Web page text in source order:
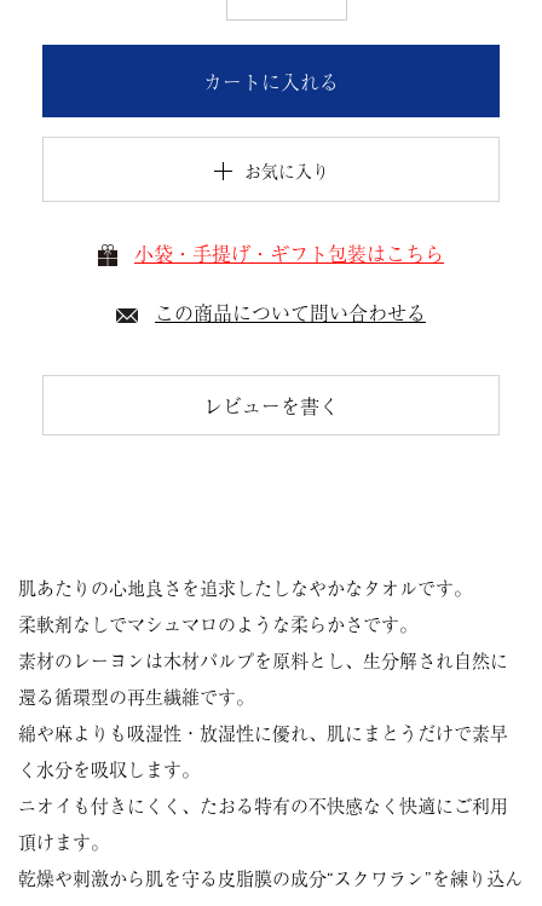
お気に入り
カートに入れる
小袋・手提げ・ギフト包装はこちら
この商品について問い合わせる
レビューを書く
肌あたりの心地良さを追求したしなやかなタオルです。
柔軟剤なしでマシュマロのような柔らかさです。
素材のレーヨンは木材パルプを原料とし、生分解され自然に
還る循環型の再生繊維です。
綿や麻よりも吸湿性・放湿性に優れ、肌にまとうだけで素早
く水分を吸収します。
ニオイも付きにくく、たおる特有の不快感なく快適にご利用
頂けます。
乾燥や刺激から肌を守る皮脂膜の成分“スクワラン”を練り込ん